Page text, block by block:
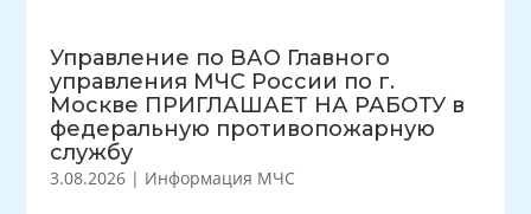
Управление по ВАО Главного
управления МЧС России по г.
Москве ПРИГЛАШАЕТ НА РАБОТУ в
федеральную противопожарную
службу
3.08.2026 | Информация МЧС